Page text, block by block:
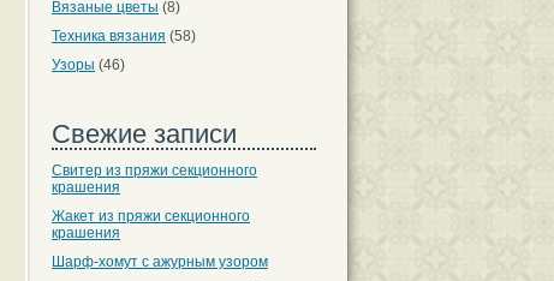
Вязаные цветы (8)
Техника вязания (58)
Узоры (46)
Свежие записи
Свитер из пряжи секционного
крашения
Жакет из пряжи секционного
крашения
Шарф-хомут с ажурным узором